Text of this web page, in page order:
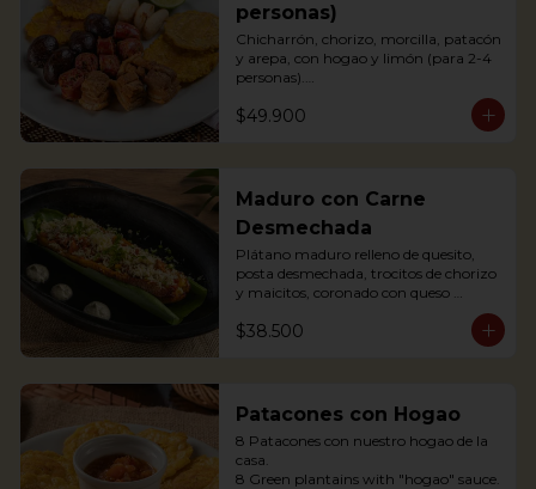
personas)
Chicharrón, chorizo, morcilla, patacón
y arepa, con hogao y limón (para 2-4
personas).
*Arepa de mote: no hay disponibilidad
Portions of pork crackling, sausage,
$49.900
Maduro con Carne
Desmechada
Plátano maduro relleno de quesito,
posta desmechada, trocitos de chorizo
y maicitos, coronado con queso
Sweet plantain filled with cheese,
$38.500
Patacones con Hogao
8 Patacones con nuestro hogao de la
casa.
8 Green plantains with "hogao" sauce.